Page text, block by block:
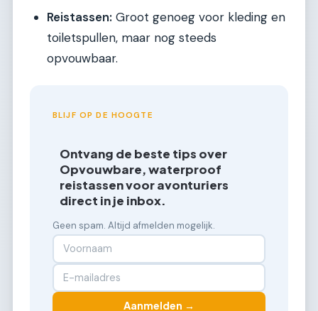
Reistassen: Groot genoeg voor kleding en
toiletspullen, maar nog steeds
opvouwbaar.
BLIJF OP DE HOOGTE
Ontvang de beste tips over
Opvouwbare, waterproof
reistassen voor avonturiers
direct in je inbox.
Geen spam. Altijd afmelden mogelijk.
Aanmelden →